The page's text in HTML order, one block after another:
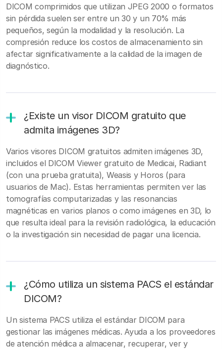
DICOM comprimidos que utilizan JPEG 2000 o formatos
sin pérdida suelen ser entre un 30 y un 70% más
pequeños, según la modalidad y la resolución. La
compresión reduce los costos de almacenamiento sin
afectar significativamente a la calidad de la imagen de
diagnóstico.
¿Existe un visor DICOM gratuito que
admita imágenes 3D?
Varios visores DICOM gratuitos admiten imágenes 3D,
incluidos el DICOM Viewer gratuito de Medicai, Radiant
(con una prueba gratuita), Weasis y Horos (para
usuarios de Mac). Estas herramientas permiten ver las
tomografías computarizadas y las resonancias
magnéticas en varios planos o como imágenes en 3D, lo
que resulta ideal para la revisión radiológica, la educación
o la investigación sin necesidad de pagar una licencia.
¿Cómo utiliza un sistema PACS el estándar
DICOM?
Un sistema PACS utiliza el estándar DICOM para
gestionar las imágenes médicas. Ayuda a los proveedores
de atención médica a almacenar, recuperar, ver y